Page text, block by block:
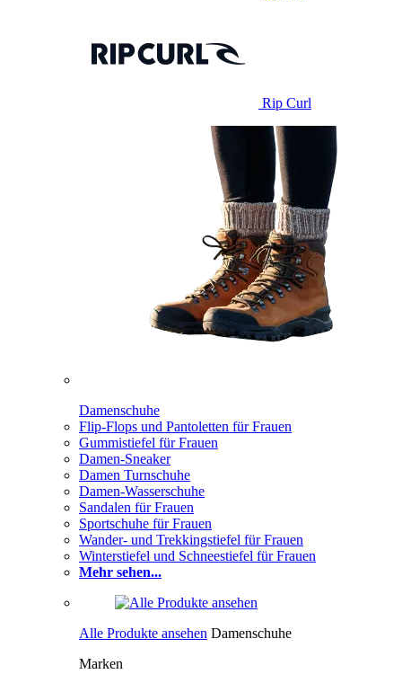
Rip Curl
Damenschuhe
Flip-Flops und Pantoletten für Frauen
Gummistiefel für Frauen
Damen-Sneaker
Damen Turnschuhe
Damen-Wasserschuhe
Sandalen für Frauen
Sportschuhe für Frauen
Wander- und Trekkingstiefel für Frauen
Winterstiefel und Schneestiefel für Frauen
Mehr sehen...
Alle Produkte ansehen Damenschuhe
Marken